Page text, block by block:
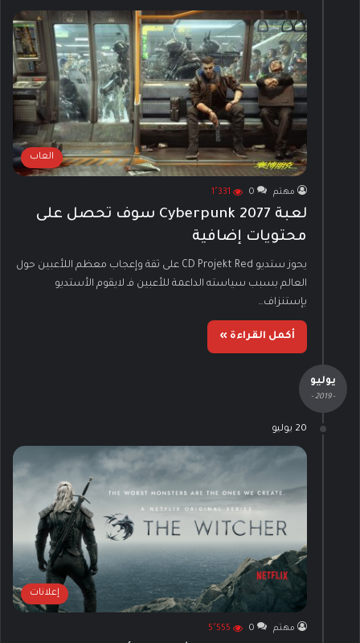
العاب
مهتم 0 1٬331
لعبة Cyberpunk 2077 سوف تحصل على
محتويات إضافية
يحوز ستديو CD Projekt Red على ثقة وإعجاب معظم اللأعبين حول
العالم بسبب سياسته الداعمة للأعبين فـ لايقوم الأستديو
بإستنزاف…
أكمل القراءة »
يوليو
- 2019 -
20 يوليو
إعلانات
مهتم 0 5٬555